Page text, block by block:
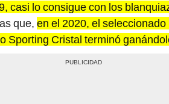
casi lo consigue con los
que, en el 2020, el
Sporting Cristal terminó